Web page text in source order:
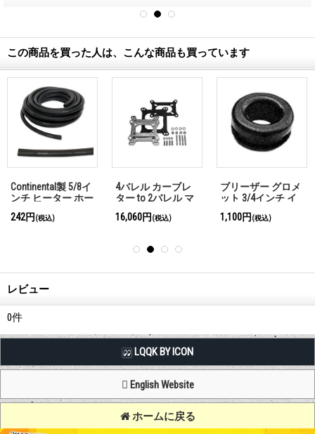
この商品を買った人は、こんな商品も買っています
Continental製 5/8イ
ンチ ヒーター ホー
242円 (税込)
4バレル カーブレ
ター to 2バレル マ
ス)
16,060円 (税込)
ブリーザー グロメ
ット 3/4インチ イ
1,100円 (税込)
レビュー
0件
LQQK BY ICON
English Website
ホームに戻る